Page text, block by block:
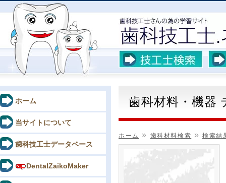
歯科材料・機器
ホーム » 歯科材料検索 »検索結
ホーム
当サイトについて
歯科技工士データベース
DentalZaikoMaker